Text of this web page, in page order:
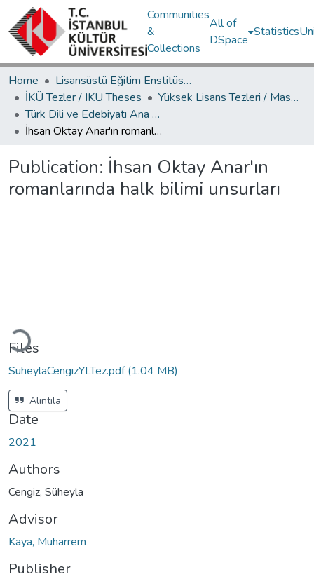
Communities
&
Collections
All of
DSpace
Statistics
Home
Lisansüstü Eğitim Enstitüsü / Postgraduate Education Institute
İKÜ Tezler / IKU Theses
Yüksek Lisans Tezleri / Master's Theses
Türk Dili ve Edebiyatı Ana Bilim Dalı / Department of Turkish Language and Literature
İhsan Oktay Anar'ın romanlarında halk bilimi unsurları
Publication: İhsan Oktay Anar'ın
romanlarında halk bilimi unsurları
Loading...
Files
SüheylaCengizYLTez.pdf(1.04 MB)
Alıntıla
Date
2021
Authors
Cengiz, Süheyla
Advisor
Kaya, Muharrem
Publisher